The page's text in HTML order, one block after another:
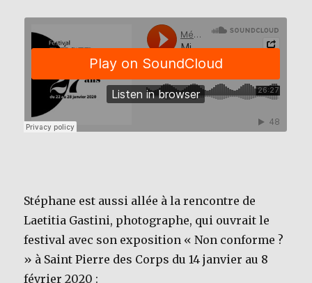
Stéphane est aussi allée à la rencontre de
Laetitia Gastini, photographe, qui ouvrait le
festival avec son exposition « Non conforme ?
» à Saint Pierre des Corps du 14 janvier au 8
février 2020 :